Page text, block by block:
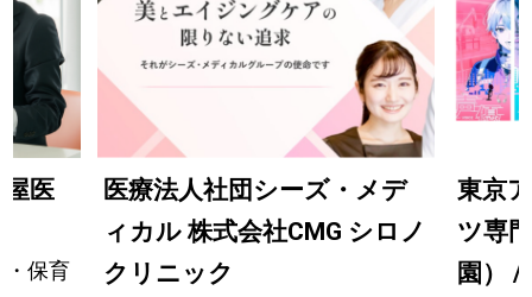
医
・保育
医療法人社団シーズ・メデ
ィカル 株式会社CMG シロノ
クリニック
東京
ツ専
園） /